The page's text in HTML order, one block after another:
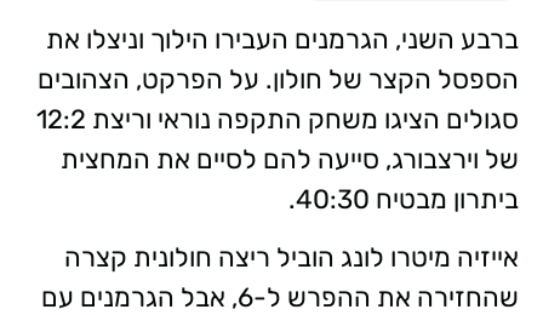
ברבע השני, הגרמנים העבירו הילוך וניצלו את
הספסל הקצר של חולון. על הפרקט, הצהובים
סגולים הציגו משחק התקפה נוראי וריצת 12:2
של וירצבורג, סייעה להם לסיים את המחצית
ביתרון מבטיח 40:30.
אייזיה מיטרו לונג הוביל ריצה חולונית קצרה
שהחזירה את ההפרש ל-6, אבל הגרמנים עם